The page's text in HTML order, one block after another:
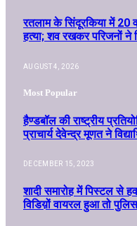
रतलाम के सिंदूरकिया में 20
हत्या; शव रखकर परिजनों ने
AUGUST 4, 2026
Most Popular
हैण्डबॉल की राष्ट्रीय
प्राचार्य देवेन्द्र मूणत ने
DECEMBER 15, 2023
शादी समारोह में पिस्टल से
विडिय़ों वायरल हुआ तो